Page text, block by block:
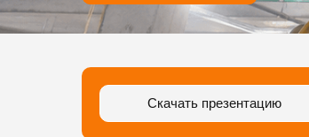
Скачать презентацию